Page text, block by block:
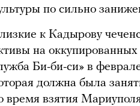
по сильно
к Кадырову
на
Би-би-си» в
должна была
время взятия